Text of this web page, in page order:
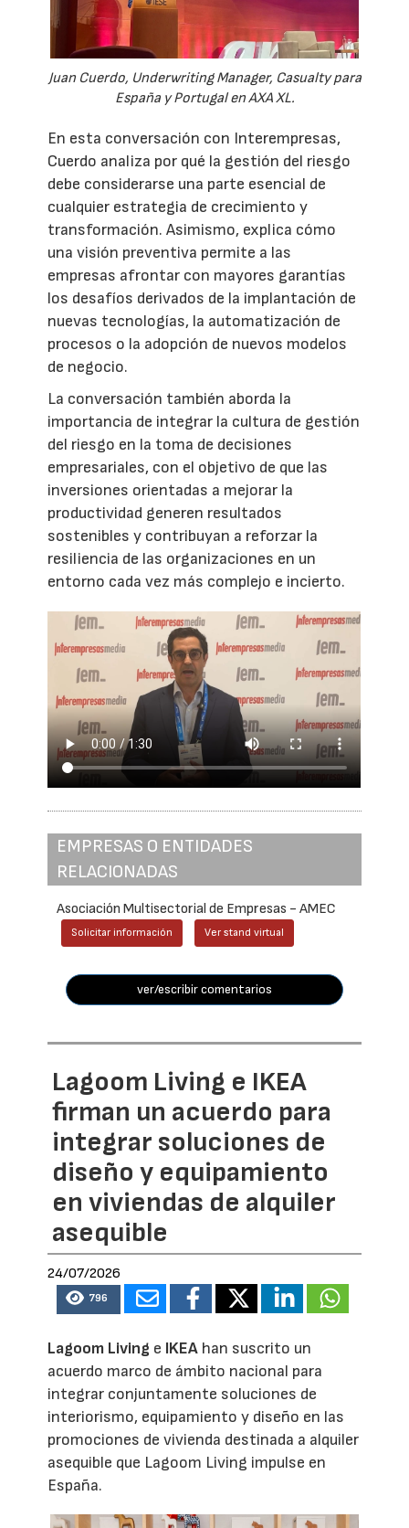
Juan Cuerdo, Underwriting Manager, Casualty para
España y Portugal en AXA XL.
En esta conversación con Interempresas,
Cuerdo analiza por qué la gestión del riesgo
debe considerarse una parte esencial de
cualquier estrategia de crecimiento y
transformación. Asimismo, explica cómo
una visión preventiva permite a las
empresas afrontar con mayores garantías
los desafíos derivados de la implantación de
nuevas tecnologías, la automatización de
procesos o la adopción de nuevos modelos
de negocio.
La conversación también aborda la
importancia de integrar la cultura de gestión
del riesgo en la toma de decisiones
empresariales, con el objetivo de que las
inversiones orientadas a mejorar la
productividad generen resultados
sostenibles y contribuyan a reforzar la
resiliencia de las organizaciones en un
entorno cada vez más complejo e incierto.
EMPRESAS O ENTIDADES
RELACIONADAS
Asociación Multisectorial de Empresas - AMEC
Solicitar información Ver stand virtual
ver/escribir comentarios
Lagoom Living e IKEA
firman un acuerdo para
integrar soluciones de
diseño y equipamiento
en viviendas de alquiler
asequible
24/07/2026
796
Lagoom Living e IKEA han suscrito un
acuerdo marco de ámbito nacional para
integrar conjuntamente soluciones de
interiorismo, equipamiento y diseño en las
promociones de vivienda destinada a alquiler
asequible que Lagoom Living impulse en
España.